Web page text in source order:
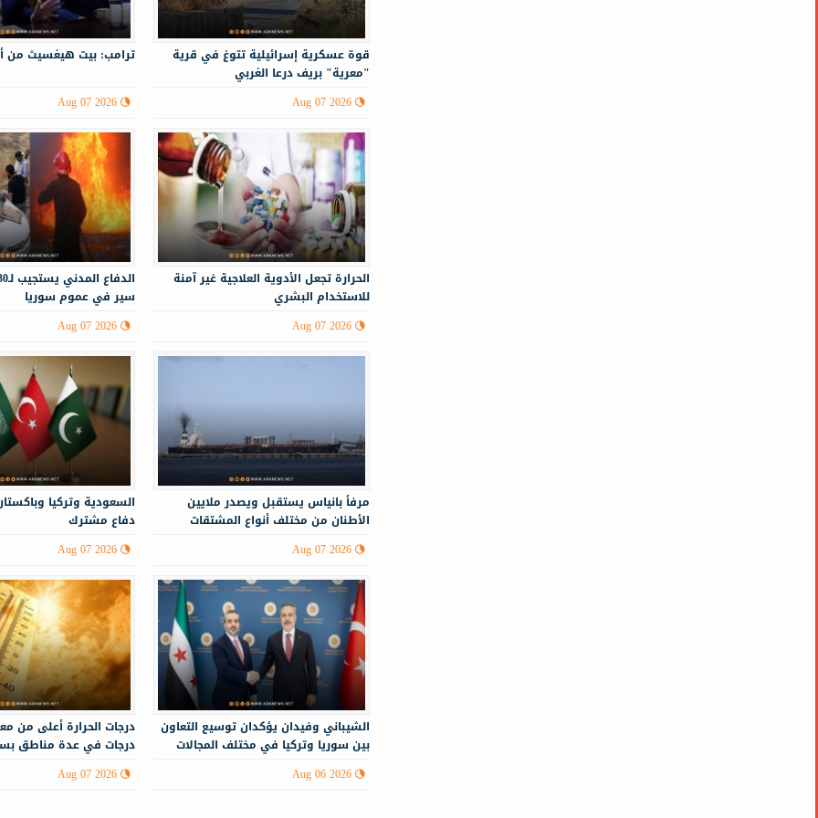
ترامب: بيت هيغسيث من
Aug 07 2026
قوة عسكرية إسرائيلية تتوغ في قرية
"معرية" بريف درعا الغربي
Aug 07 2026
سير في عموم سوريا
Aug 07 2026
الحرارة تجعل الأدوية العلاجية غير آمنة
للاستخدام البشري
Aug 07 2026
السعودية وتركيا
دفاع مشترك
Aug 07 2026
مرفأ بانياس يستقبل ويصدر ملايين
الأطنان من مختلف أنواع المشتقات
Aug 07 2026
درجات في عدة مناطق
Aug 07 2026
الشيباني وفيدان يؤكدان توسيع التعاون
بين سوريا وتركيا في مختلف المجالات
Aug 06 2026